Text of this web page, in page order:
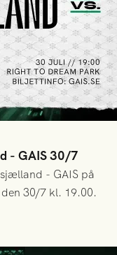
- GAIS 30/7
- GAIS på
30/7 kl. 19.00.